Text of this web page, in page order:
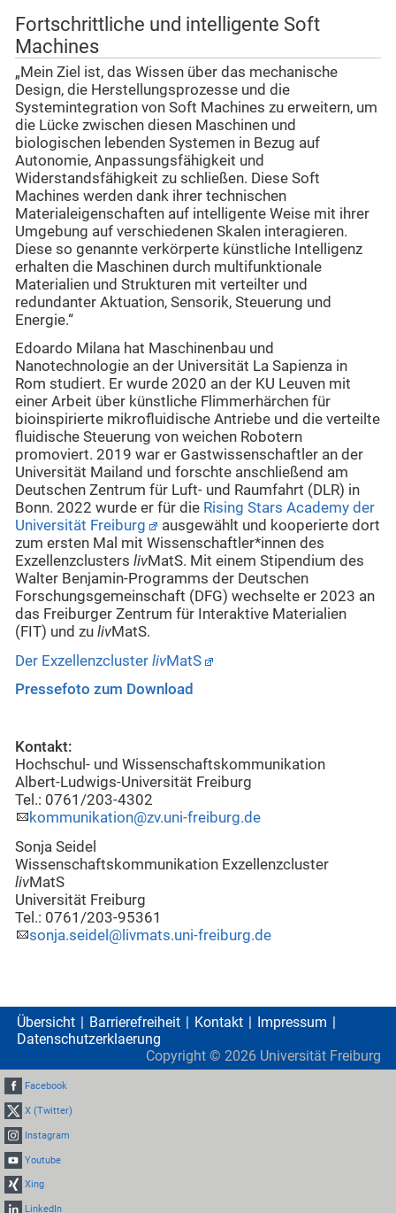
Fortschrittliche und intelligente Soft
Machines
„Mein Ziel ist, das Wissen über das mechanische
Design, die Herstellungsprozesse und die
Systemintegration von Soft Machines zu erweitern, um
die Lücke zwischen diesen Maschinen und
biologischen lebenden Systemen in Bezug auf
Autonomie, Anpassungsfähigkeit und
Widerstandsfähigkeit zu schließen. Diese Soft
Machines werden dank ihrer technischen
Materialeigenschaften auf intelligente Weise mit ihrer
Umgebung auf verschiedenen Skalen interagieren.
Diese so genannte verkörperte künstliche Intelligenz
erhalten die Maschinen durch multifunktionale
Materialien und Strukturen mit verteilter und
redundanter Aktuation, Sensorik, Steuerung und
Energie.“
Edoardo Milana hat Maschinenbau und
Nanotechnologie an der Universität La Sapienza in
Rom studiert. Er wurde 2020 an der KU Leuven mit
einer Arbeit über künstliche Flimmerhärchen für
bioinspirierte mikrofluidische Antriebe und die verteilte
fluidische Steuerung von weichen Robotern
promoviert. 2019 war er Gastwissenschaftler an der
Universität Mailand und forschte anschließend am
Deutschen Zentrum für Luft- und Raumfahrt (DLR) in
Bonn. 2022 wurde er für die Rising Stars Academy der
Universität Freiburg
ausgewählt und kooperierte dort
zum ersten Mal mit Wissenschaftler*innen des
Exzellenzclusters livMatS. Mit einem Stipendium des
Walter Benjamin-Programms der Deutschen
Forschungsgemeinschaft (DFG) wechselte er 2023 an
das Freiburger Zentrum für Interaktive Materialien
(FIT) und zu livMatS.
Der Exzellenzcluster livMatS
Pressefoto zum Download
Kontakt:
Hochschul- und Wissenschaftskommunikation
Albert-Ludwigs-Universität Freiburg
Tel.: 0761/203-4302
kommunikation@zv.uni-freiburg.de
Sonja Seidel
Wissenschaftskommunikation Exzellenzcluster
livMatS
Universität Freiburg
Tel.: 0761/203-95361
sonja.seidel@livmats.uni-freiburg.de
Übersicht Barrierefreiheit Kontakt
Impressum
Datenschutzerklaerung
Copyright © 2026 Universität Freiburg
Facebook
X (Twitter)
Instagram
Youtube
Xing
LinkedIn